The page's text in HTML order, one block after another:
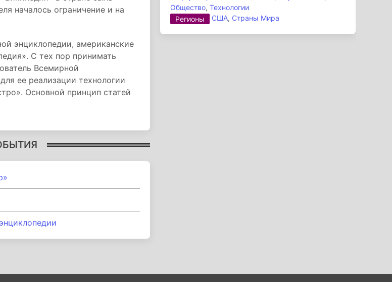
началось ограничение и на
энциклопедии, американские
С тех пор принимать
Всемирной
ее реализации технологии
Основной принцип статей
Общество,Технологии
Регионы
США, Страны Мира